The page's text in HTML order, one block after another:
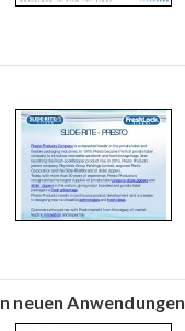
neuen Anwendungen